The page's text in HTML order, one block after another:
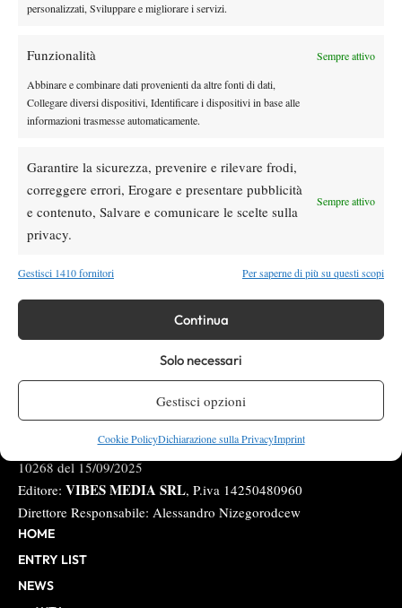
personalizzati, Sviluppare e migliorare i servizi.
Funzionalità Sempre attivo
Abbinare e combinare dati provenienti da altre fonti di dati,
Collegare diversi dispositivi, Identificare i dispositivi in base alle
informazioni trasmesse automaticamente.
Garantire la sicurezza, prevenire e rilevare frodi,
correggere errori, Erogare e presentare pubblicità
e contenuto, Salvare e comunicare le scelte sulla
privacy.
Sempre attivo
Gestisci 1410 fornitori Per saperne di più su questi scopi
Continua
Solo necessari
Gestisci opzioni
Cookie PolicyDichiarazione sulla PrivacyImprint
27 Marzo 2019
Facebook
Instagram
Testata giornalisticaSpazio Tennisregistrata Aut-Trib Milano n°
10268 del 15/09/2025
Editore: VIBES MEDIA SRL, P.iva 14250480960
Direttore Responsabile: Alessandro Nizegorodcew
HOME
ENTRY LIST
NEWS